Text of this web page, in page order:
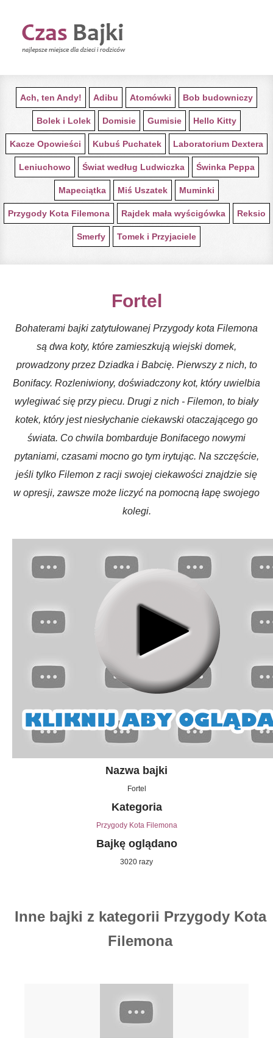
STRONA GŁÓWNA Z BAJKAMI
Ach, ten Andy! Adibu Atomówki Bob budowniczy
Bolek i Lolek Domisie Gumisie Hello Kitty
Kacze Opowieści Kubuś Puchatek Laboratorium Dextera
Leniuchowo Świat według Ludwiczka Świnka Peppa
Mapeciątka Miś Uszatek Muminki
Przygody Kota Filemona Rajdek mała wyścigówka Reksio
Smerfy Tomek i Przyjaciele
Fortel
Bohaterami bajki zatytułowanej Przygody kota Filemona
są dwa koty, które zamieszkują wiejski domek,
prowadzony przez Dziadka i Babcię. Pierwszy z nich, to
Bonifacy. Rozleniwiony, doświadczony kot, który uwielbia
wylegiwać się przy piecu. Drugi z nich - Filemon, to biały
kotek, który jest niesłychanie ciekawski otaczającego go
świata. Co chwila bombarduje Bonifacego nowymi
pytaniami, czasami mocno go tym irytując. Na szczęście,
jeśli tylko Filemon z racji swojej ciekawości znajdzie się
w opresji, zawsze może liczyć na pomocną łapę swojego
kolegi.
Nazwa bajki
Fortel
Kategoria
Przygody Kota Filemona
Bajkę oglądano
3020 razy
Inne bajki z kategorii Przygody Kota
Filemona